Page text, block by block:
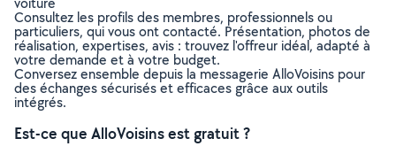
Consultez les profils des membres, professionnels ou
particuliers, qui vous ont contacté. Présentation, photos de
réalisation, expertises, avis : trouvez l'offreur idéal, adapté à
votre demande et à votre budget.
Conversez ensemble depuis la messagerie AlloVoisins pour
des échanges sécurisés et efficaces grâce aux outils
intégrés.
Est-ce que AlloVoisins est gratuit ?